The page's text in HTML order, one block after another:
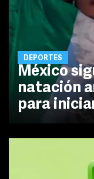
DEPORTES
México
natación
para